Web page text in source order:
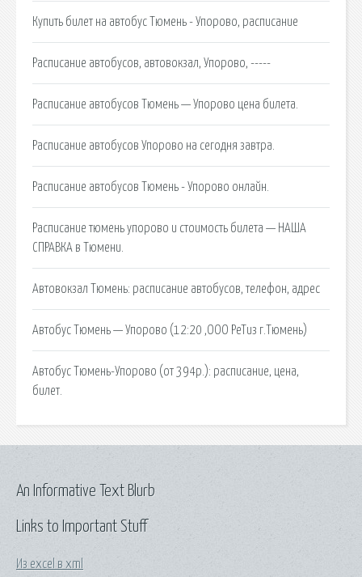
Купить билет на автобус Тюмень - Упорово, расписание
Расписание автобусов, автовокзал, Упорово, -----
Расписание автобусов Тюмень — Упорово цена билета.
Расписание автобусов Упорово на сегодня завтра.
Расписание автобусов Тюмень - Упорово онлайн.
Расписание тюмень упорово и стоимость билета — НАША
СПРАВКА в Тюмени.
Автовокзал Тюмень: расписание автобусов, телефон, адрес
Автобус Тюмень — Упорово (12:20 ,ООО РеТиз г.Тюмень)
Автобус Тюмень-Упорово (от 394р.): расписание, цена,
билет.
Links to Important Stuff
Из excel в xml
An Informative Text Blurb